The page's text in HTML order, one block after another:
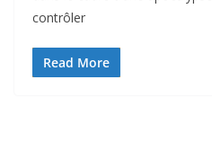
contrôler
Read More